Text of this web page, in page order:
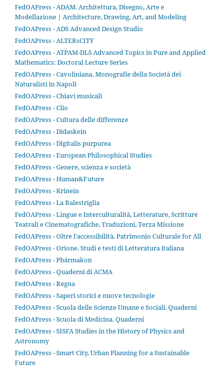
FedOAPress - ADAM. Architettura, Disegno, Arte e
Modellazione | Architecture, Drawing, Art, and Modeling
FedOAPress - ADS Advanced Design Studio
FedOAPress - ALTERsCITY
FedOAPress - ATPAM-DLS Advanced Topics in Pure and Applied
Mathematics: Doctoral Lecture Series
FedOAPress - Cavoliniana. Monografie della Società dei
Naturalisti in Napoli
FedOAPress - Chiavi musicali
FedOAPress - Clio
FedOAPress - Cultura delle differenze
FedOAPress - Didaskein
FedOAPress - Digitalis purpurea
FedOAPress - European Philosophical Studies
FedOAPress - Genere, scienza e società
FedOAPress - Human&Future
FedOAPress - Krinein
FedOAPress - La Balestriglia
FedOAPress - Lingue e Interculturalità, Letterature, Scritture
Teatrali e Cinematografiche, Traduzioni, Terza Missione
FedOAPress - Oltre l'accessibilità. Patrimonio Culturale for All
FedOAPress - Orione. Studi e testi di Letteratura italiana
FedOAPress - Phármakon
FedOAPress - Quaderni di ACMA
FedOAPress - Regna
FedOAPress - Saperi storici e nuove tecnologie
FedOAPress - Scuola delle Scienze Umane e Sociali. Quaderni
FedOAPress - Scuola di Medicina. Quaderni
FedOAPress - SISFA Studies in the History of Physics and
Astronomy
FedOAPress - Smart City, Urban Planning for a Sustainable
Future